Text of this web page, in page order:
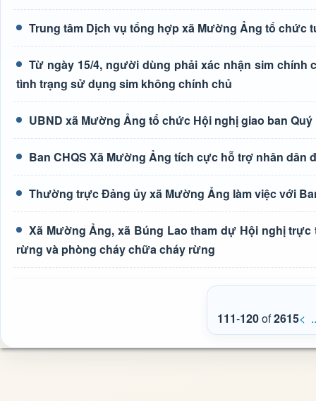
Trung tâm Dịch vụ tổng hợp xã Mường Ảng tổ chức
Từ ngày 15/4, người dùng phải xác nhận sim chính
tình trạng sử dụng sim không chính chủ
UBND xã Mường Ảng tổ chức Hội nghị giao ban Quý
Ban CHQS Xã Mường Ảng tích cực hỗ trợ nhân dân
Thường trực Đảng ủy xã Mường Ảng làm việc với
Xã Mường Ảng, xã Búng Lao tham dự Hội nghị
rừng và phòng cháy chữa cháy rừng
111-120of2615<